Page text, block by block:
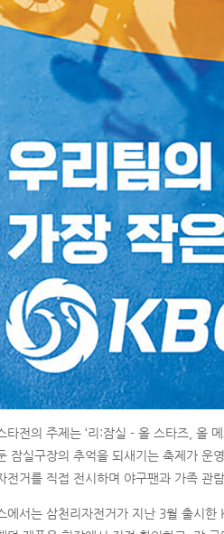
타전의 주제는 ‘리:잠실 - 올 스타즈, 올
잠실구장의 추억을 되새기는 축제가 운
전거를 직접 전시하며 야구팬과 가족 관
에서는 삼천리자전거가 지난 3월 출시